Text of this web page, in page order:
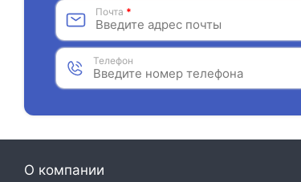
Почта *
Телефон
О компании